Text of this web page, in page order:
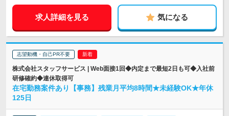
求人詳細を見る 気になる
志望動機・自己PR不要
株式会社スタッフサービス | Web面接1回◆内定まで最短2日も可◆入社前
研修確約◆連休取得可
在宅勤務案件あり【事務】残業月平均8時間★未経験OK★年休
125日